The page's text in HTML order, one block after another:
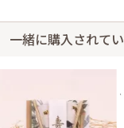
サイズはぴったりで、丈
とりがあると、座って50
レンタル/購入した商
ブラック×ブ
一緒に購入されて